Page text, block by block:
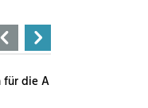
für die A